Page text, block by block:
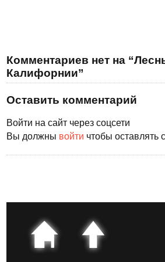
Комментариев нет на
Калифорнии”
Оставить комментарий
Войти на сайт через соцсети
Вы должны войти чтобы оставлять